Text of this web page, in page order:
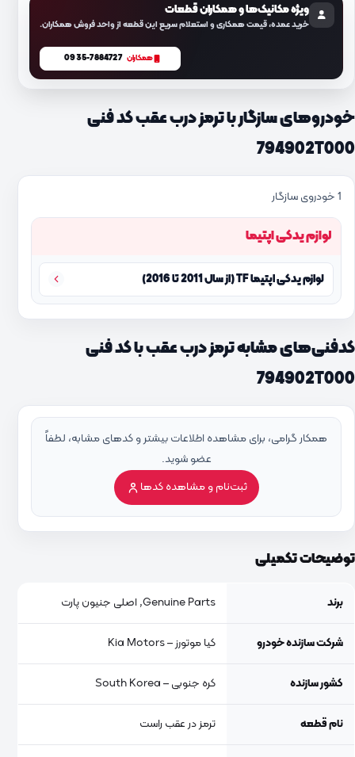
ویژه مکانیک‌ها و همکاران قطعات
خرید عمده، قیمت همکاری و استعلام سریع این قطعه از واحد فروش همکاران.
همکاران 0935-7884727
خودروهای سازگار با ترمز درب عقب کد فنی
794902T000
1 خودروی سازگار
لوازم یدکی اپتیما
لوازم یدکی اپتیما TF (از سال 2011 تا 2016)
کدفنی‌های مشابه ترمز درب عقب با کد فنی
794902T000
همکار گرامی، برای مشاهده اطلاعات بیشتر و کدهای مشابه، لطفاً
عضو شوید.
ثبت‌نام و مشاهده کدها
توضیحات تکمیلی
برند Genuine Parts, اصلی جنیون پارت
شرکت سازنده خودرو کیا موتورز – Kia Motors
کشور سازنده کره جنوبی – South Korea
نام قطعه ترمز در عقب راست